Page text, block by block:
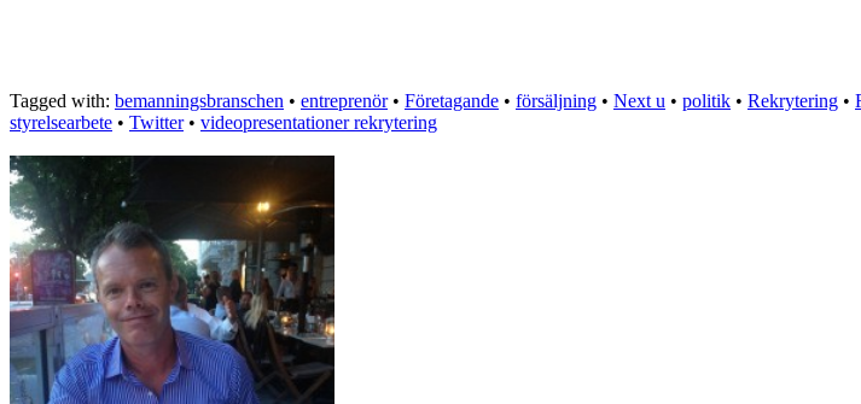
Tagged with: bemanningsbranschen • entreprenör• Företagande • försäljning • Next u • politik • Rekrytering •
styrelsearbete • Twitter• videopresentationer rekrytering